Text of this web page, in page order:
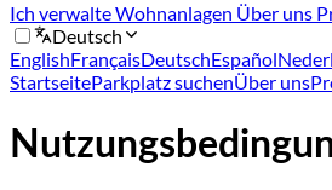
Ich verwalte Wohnanlagen Über uns
Deutsch
EnglishFrançaisDeutschEspañol
StartseiteParkplatz suchenÜber uns